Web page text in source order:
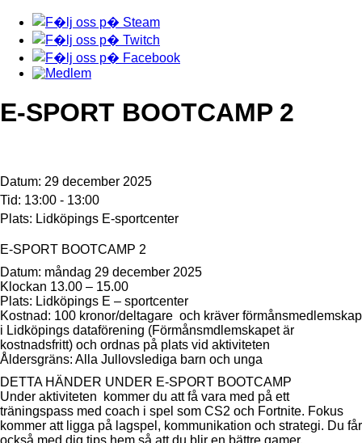
E-SPORT BOOTCAMP 2
Datum: 29 december 2025
Tid: 13:00 - 13:00
Plats: Lidköpings E-sportcenter
E-SPORT BOOTCAMP 2
Datum: måndag 29 december 2025
Klockan 13.00 – 15.00
Plats: Lidköpings E – sportcenter
Kostnad: 100 kronor/deltagare och kräver förmånsmedlemskap
i Lidköpings dataförening (Förmånsmdlemskapet är
kostnadsfritt) och ordnas på plats vid aktiviteten
Åldersgräns: Alla Jullovslediga barn och unga
DETTA HÄNDER UNDER E-SPORT BOOTCAMP
Under aktiviteten kommer du att få vara med på ett
träningspass med coach i spel som CS2 och Fortnite. Fokus
kommer att ligga på lagspel, kommunikation och strategi. Du får
också med dig tips hem så att du blir en bättre gamer.